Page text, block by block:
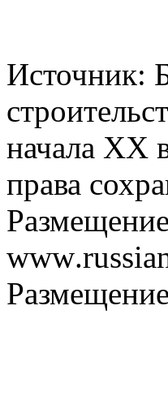
Источник:
начала XX
права
www.